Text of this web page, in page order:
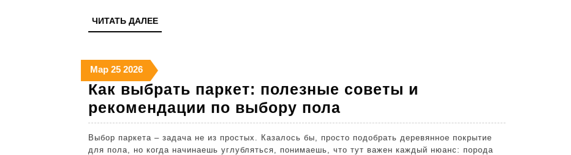
рекомендации
ЧИТАТЬ ДАЛЕЕЧИТАТЬ
ДАЛЕЕ
Мар25
марта
2026
2525
марта
2026
202625
марта
2026
Как выбрать паркет: полезные советы и
рекомендации по выбору пола
выбрать
паркет:
Выбор паркета – задача не из простых. Казалось бы, просто подобрать деревянное покрытие
для пола, но когда начинаешь углубляться, понимаешь, что тут важен каждый нюанс: порода